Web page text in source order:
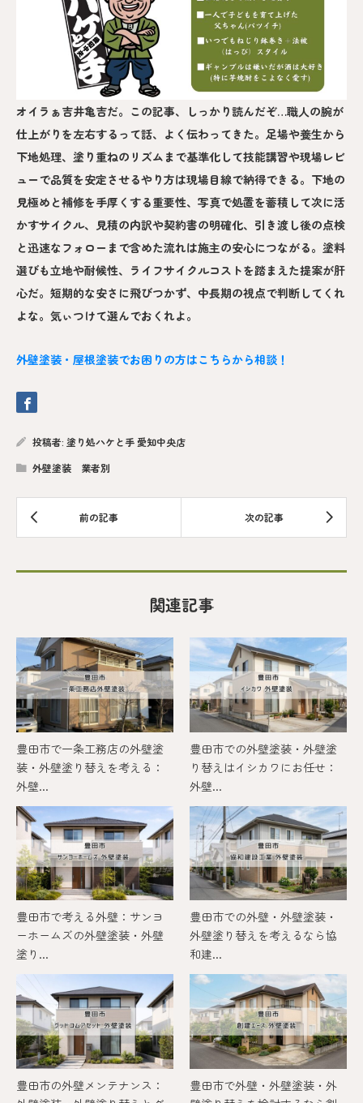
オイラぁ吉井亀吉だ。この記事、しっかり読んだぞ…職人の腕が
仕上がりを左右するって話、よく伝わってきた。足場や養生から
下地処理、塗り重ねのリズムまで基準化して技能講習や現場レビ
ューで品質を安定させるやり方は現場目線で納得できる。下地の
見極めと補修を手厚くする重要性、写真で処置を蓄積して次に活
かすサイクル、見積の内訳や契約書の明確化、引き渡し後の点検
と迅速なフォローまで含めた流れは施主の安心につながる。塗料
選びも立地や耐候性、ライフサイクルコストを踏まえた提案が肝
心だ。短期的な安さに飛びつかず、中長期の視点で判断してくれ
よな。気ぃつけて選んでおくれよ。
外壁塗装・屋根塗装でお困りの方はこちらから相談！
投稿者: 塗り処ハケと手 愛知中央店
外壁塗装 業者別
関連記事
豊田市で一条工務店の外壁塗
装・外壁塗り替えを考える：
外壁...
豊田市での外壁塗装・外壁塗
り替えはイシカワにお任せ：
外壁...
豊田市で考える外壁：サンヨ
ーホームズの外壁塗装・外壁
塗り...
豊田市での外壁・外壁塗装・
外壁塗り替えを考えるなら協
和建...
豊田市の外壁メンテナンス：
豊田市で外壁・外壁塗装・外